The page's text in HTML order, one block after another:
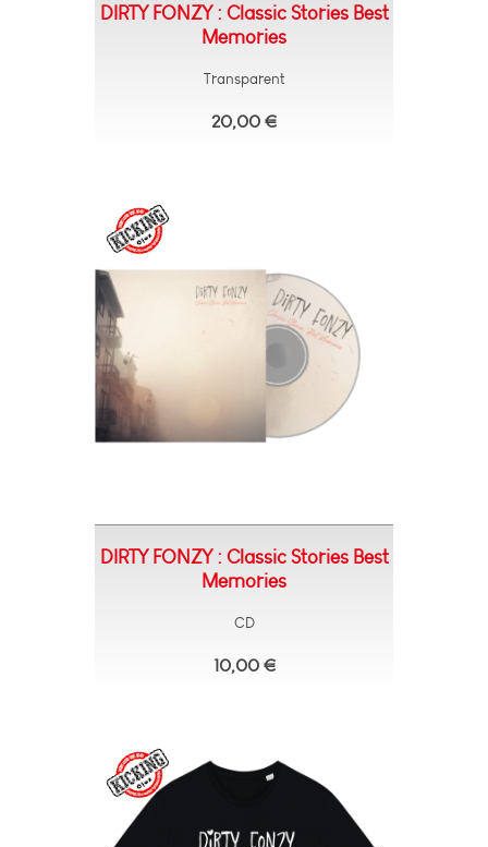
DIRTY FONZY : Classic Stories Best
Memories
Transparent
20,00 €
DIRTY FONZY : Classic Stories Best
Memories
CD
10,00 €